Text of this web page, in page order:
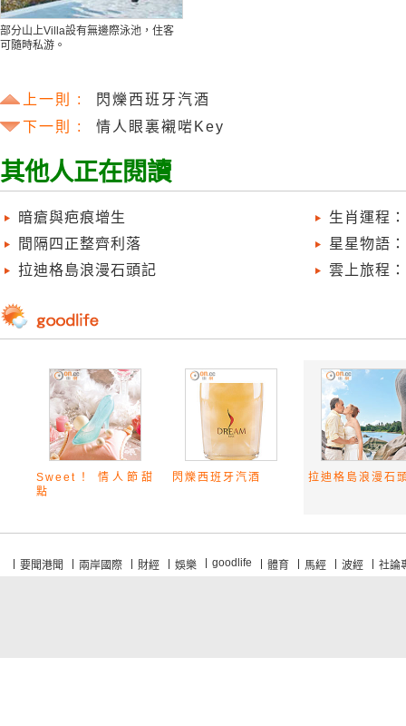
部分山上Villa設有無邊際泳池，住客
可隨時私游。
上一則 :
閃爍西班牙汽酒
下一則 :
情人眼裏襯啱Key
其他人正在閱讀
暗瘡與疤痕增生
間隔四正整齊利落
拉迪格島浪漫石頭記
生肖運程
星星物語
雲上旅程
Sweet！ 情人節甜
點
閃爍西班牙汽酒 拉迪格島浪漫石
要聞港聞 兩岸國際 財經 娛樂 goodlife 體育 馬經 波經 社論